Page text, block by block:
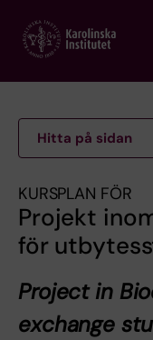
main
Hitta på sidan
KURSPLAN FÖR
Projekt
för
Project in
exchange